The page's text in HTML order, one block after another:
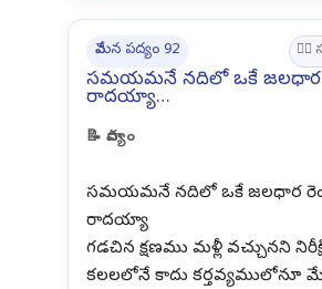
వేమన పద్యం 92
సమయమనే నదిలో ఒకే జలధార
రాదయ్యా…
📝 పాద్యం
సమయమనే నదిలో ఒకే జలధార
రాదయ్యా
గడచిన క్షణము మళ్లీ వచ్చునని
కలలలోనే కాదు కర్తవ్యములోనూ